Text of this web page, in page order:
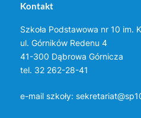
Kontakt
Szkoła Podstawowa nr 10 im.
ul. Górników Redenu 4
41-300 Dąbrowa Górnicza
tel. 32 262-28-41
e-mail szkoły: